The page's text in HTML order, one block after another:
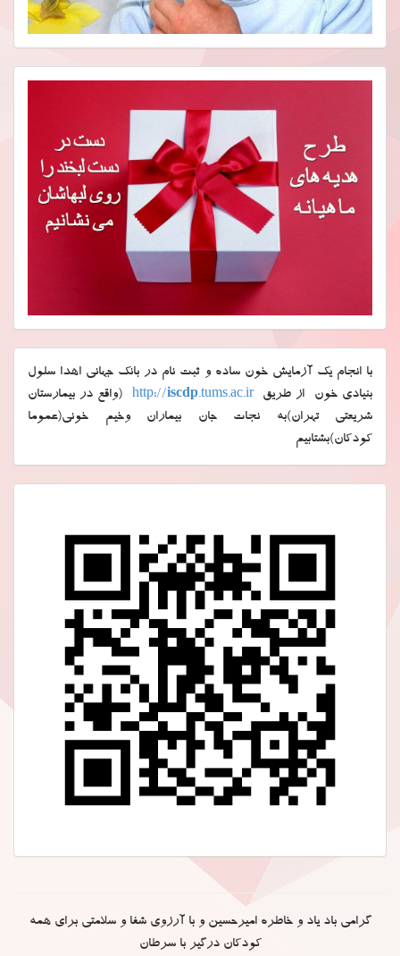
با انجام یک آزمایش خون ساده و ثبت نام در بانک جهانی اهدا سلول
بنیادی خون از طریق
http://iscdp.tums.ac.ir
(واقع در بیمارستان
شریعتی تهران)به نجات جان بیماران وخیم خونی(عموما
کودکان)بشتابیم
گرامی باد یاد و خاطره امیرحسین و با آرزوی شفا و سلامتی برای همه
کودکان درگیر با سرطان